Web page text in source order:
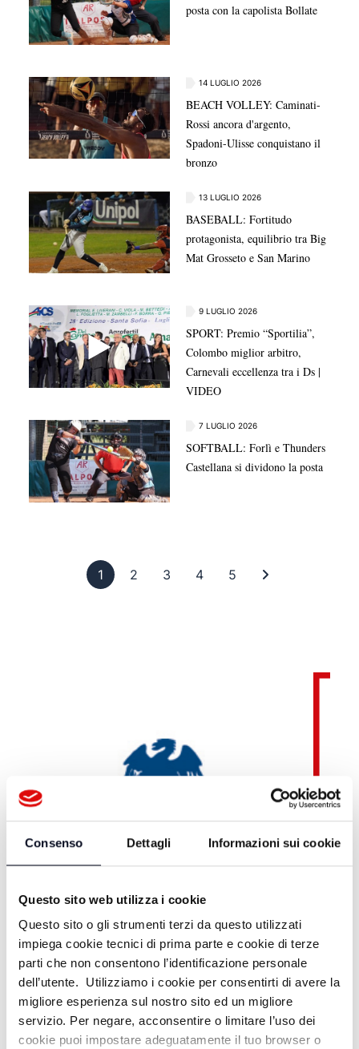
Consenso Dettagli Informazioni sui cookie
Questo sito web utilizza i cookie
Questo sito o gli strumenti terzi da questo utilizzati
impiega cookie tecnici di prima parte e cookie di terze
parti che non consentono l’identificazione personale
dell’utente. Utilizziamo i cookie per consentirti di avere la
migliore esperienza sul nostro sito ed un migliore
servizio. Per negare, acconsentire o limitare l’uso dei
cookie puoi impostare adeguatamente il tuo browser o
posta con la capolista Bollate
14 LUGLIO 2026
BEACH VOLLEY: Caminati-
Rossi ancora d'argento,
Spadoni-Ulisse conquistano il
bronzo
13 LUGLIO 2026
BASEBALL: Fortitudo
protagonista, equilibrio tra Big
Mat Grosseto e San Marino
9 LUGLIO 2026
SPORT: Premio “Sportilia”,
Colombo miglior arbitro,
Carnevali eccellenza tra i Ds |
VIDEO
7 LUGLIO 2026
SOFTBALL: Forlì e Thunders
Castellana si dividono la posta
1 Pagina 1
2 Pagina 2
3 Pagina 3
4Pagina 4
5 Pagina 5
Teleromagna OnDemand